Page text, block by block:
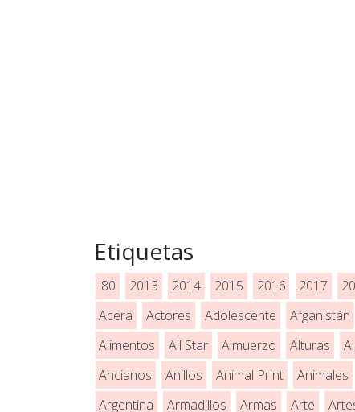
Etiquetas
'80 2013 2014 2015 2016 2017
Acera
Actores Adolescente Afganistán
Alimentos
All Star Almuerzo Alturas
Ancianos
Anillos Animal Print Animales
Argentina
Armadillos Armas Arte